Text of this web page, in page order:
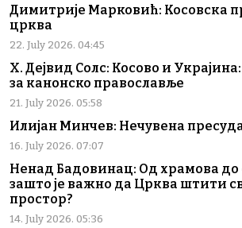
Димитрије Марковић: Косовска
црква
22. July 2026. 04:45
Х. Дејвид Солс: Косово и
за канонско православље
21. July 2026. 05:58
Илијан Минчев: Нечувена
16. July 2026. 07:07
Ненад Бадовинац: Од храмова до
зашто је важно да Црква штити
простор?
14. July 2026. 05:36